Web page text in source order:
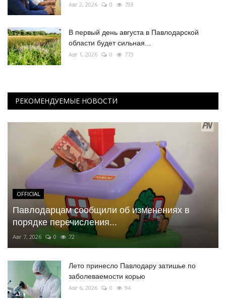
Авг 2, 2026 0 793
В первый день августа в Павлодарской
области будет сильная...
Авг 1, 2026 0 773
РЕКОМЕНДУЕМЫЕ НОВОСТИ
OFFICIAL
Павлодарцам сообщили об изменениях в
порядке перечисления...
Авг 7, 2026 0 72
Лето принесло Павлодару затишье по
заболеваемости корью
Авг 6, 2026 0 94